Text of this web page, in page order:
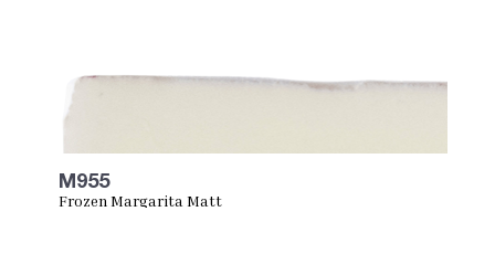
M955
Frozen Margarita Matt